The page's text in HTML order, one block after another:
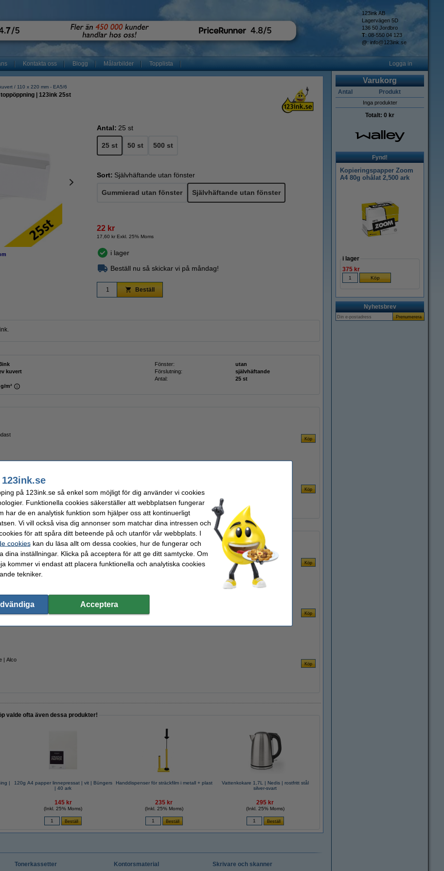
123ink AB
Lagervägen 5D
136 50 Jordbro
T: 08-550 04 123
@: info@123ink.se
Kontakta oss Blogg Målarbilder Topplista Logga in
110 x 220 mm - EA5/6
| 123ink 25st
Antal: 25 st
25 st 50 st 500 st
Sort: Självhäftande utan fönster
Gummierad utan fönster Självhäftande utan fönster
22 kr
17,60 kr Exkl. 25% Moms
i lager
Beställ nu så skickar vi på måndag!
Beställ
Fönster:
utan
kuvert Förslutning:
självhäftande
Antal:
25 st
m²
| 123ink
| svart
| Alco
valde ofta även dessa produkter!
|
120g A4 papper linnepressat | vit | Büngers
| 40 ark
145 kr
(Inkl. 25% Moms)
Handdispenser för sträckfilm i metall + plast
235 kr
(Inkl. 25% Moms)
Vattenkokare 1,7L | Nedis | rostfritt stål
silver-svart
295 kr
(Inkl. 25% Moms)
Varukorg
Antal Produkt
Inga produkter
Totalt: 0 kr
Fynd!
Kopieringspapper Zoom
A4 80g ohålat 2,500 ark
i lager
375 kr
Nyhetsbrev
Tonerkassetter Kontorsmaterial Skrivare och skanner
på 123ink.se så enkel som möjligt för dig använder vi cookies
Funktionella cookies säkerställer att webbplatsen fungerar
har de en analytisk funktion som hjälper oss att kontinuerligt
Vi vill också visa dig annonser som matchar dina intressen och
för att spåra ditt beteende på och utanför vår webbplats. I
cookieskan du läsa allt om dessa cookies, hur de fungerar och
dina inställningar. Klicka på acceptera för att ge ditt samtycke. Om
kommer vi endast att placera funktionella och analytiska cookies
tekniker.
Acceptera